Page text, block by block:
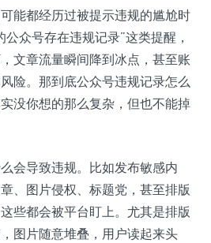
能都经历过被提示违规的尴尬时
众号存在违规记录”这类提醒，
文章流量瞬间降到冰点，甚至账
险。那到底公众号违规记录怎么
没你想的那么复杂，但也不能掉
会导致违规。比如发布敏感内
、图片侵权、标题党，甚至排版
些都会被平台盯上。尤其是排版
图片随意堆叠，用户读起来头